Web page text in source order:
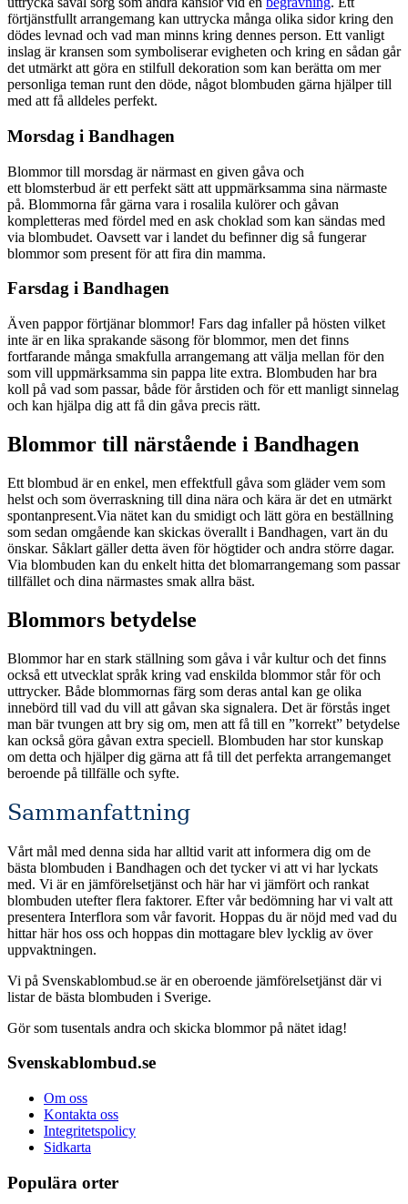
förtjänstfullt arrangemang kan uttrycka många olika sidor kring den
dödes levnad och vad man minns kring dennes person. Ett vanligt
inslag är kransen som symboliserar evigheten och kring en sådan går
det utmärkt att göra en stilfull dekoration som kan berätta om mer
personliga teman runt den döde, något blombuden gärna hjälper till
med att få alldeles perfekt.
Morsdag i Bandhagen
Blommor till morsdag är närmast en given gåva och
ett blomsterbud är ett perfekt sätt att uppmärksamma sina närmaste
på. Blommorna får gärna vara i rosalila kulörer och gåvan
kompletteras med fördel med en ask choklad som kan sändas med
via blombudet. Oavsett var i landet du befinner dig så fungerar
blommor som present för att fira din mamma.
Farsdag i Bandhagen
Även pappor förtjänar blommor! Fars dag infaller på hösten vilket
inte är en lika sprakande säsong för blommor, men det finns
fortfarande många smakfulla arrangemang att välja mellan för den
som vill uppmärksamma sin pappa lite extra. Blombuden har bra
koll på vad som passar, både för årstiden och för ett manligt sinnelag
och kan hjälpa dig att få din gåva precis rätt.
Blommor till närstående i Bandhagen
Ett blombud är en enkel, men effektfull gåva som gläder vem som
helst och som överraskning till dina nära och kära är det en utmärkt
spontanpresent.Via nätet kan du smidigt och lätt göra en beställning
som sedan omgående kan skickas överallt i Bandhagen, vart än du
önskar. Såklart gäller detta även för högtider och andra större dagar.
Via blombuden kan du enkelt hitta det blomarrangemang som passar
tillfället och dina närmastes smak allra bäst.
Blommors betydelse
Blommor har en stark ställning som gåva i vår kultur och det finns
också ett utvecklat språk kring vad enskilda blommor står för och
uttrycker. Både blommornas färg som deras antal kan ge olika
innebörd till vad du vill att gåvan ska signalera. Det är förstås inget
man bär tvungen att bry sig om, men att få till en ”korrekt” betydelse
kan också göra gåvan extra speciell. Blombuden har stor kunskap
om detta och hjälper dig gärna att få till det perfekta arrangemanget
beroende på tillfälle och syfte.
Sammanfattning
Vårt mål med denna sida har alltid varit att informera dig om de
bästa blombuden i Bandhagen och det tycker vi att vi har lyckats
med. Vi är en jämförelsetjänst och här har vi jämfört och rankat
blombuden utefter flera faktorer. Efter vår bedömning har vi valt att
presentera Interflora som vår favorit. Hoppas du är nöjd med vad du
hittar här hos oss och hoppas din mottagare blev lycklig av över
uppvaktningen.
Vi på Svenskablombud.se är en oberoende jämförelsetjänst där vi
listar de bästa blombuden i Sverige.
Gör som tusentals andra och skicka blommor på nätet idag!
Svenskablombud.se
Om oss
Kontakta oss
Integritetspolicy
Sidkarta
Populära orter